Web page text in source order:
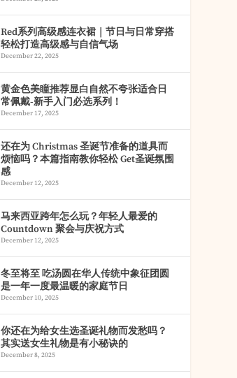
Red系列高级感连衣裙｜节日与日常穿搭
轻松打造高级感与自信气场
December 22, 2025
黄金色美瞳推荐显白自然不夸张适合日
常佩戴-新手入门必选系列！
December 17, 2025
还在为 Christmas 圣诞节准备的道具而
烦恼吗？本篇指南教你轻松 Get圣诞氛围
感
December 12, 2025
马来西亚跨年怎么玩？年轻人最爱的
Countdown 聚会与庆祝方式
December 12, 2025
冬至将至 吃汤圆在华人传统中象征团圆
是一年一度最温暖的家庭节日
December 10, 2025
你还在为给女生选圣诞礼物而发愁吗？
其实送女生礼物是有小秘诀的
December 8, 2025